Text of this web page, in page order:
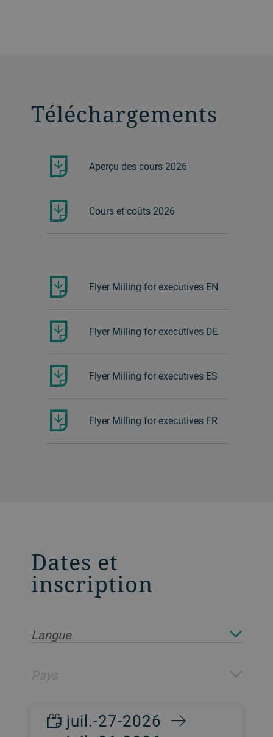
Téléchargements
Aperçu des cours 2026
Cours et coûts 2026
Flyer Milling for executives EN
Flyer Milling for executives DE
Flyer Milling for executives ES
Flyer Milling for executives FR
Dates et
inscription
Langue
Pays
juil.-27-2026